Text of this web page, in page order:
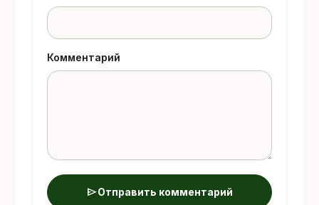
Комментарий
sendОтправить комментарий